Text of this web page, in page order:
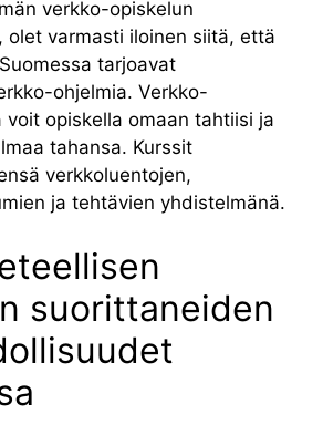
verkko-opiskelun
olet varmasti iloinen siitä, että
tarjoavat
ohjelmia. Verkko-
voit opiskella omaan tahtiisi ja
tahansa. Kurssit
verkkoluentojen,
ja tehtävien yhdistelmänä.
suorittaneiden